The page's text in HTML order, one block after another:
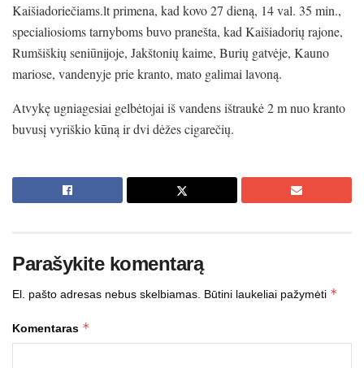
Kaišiadoriečiams.lt primena, kad kovo 27 dieną, 14 val. 35 min.,
specialiosioms tarnyboms buvo pranešta, kad Kaišiadorių rajone,
Rumšiškių seniūnijoje, Jakštonių kaime, Burių gatvėje, Kauno
mariose, vandenyje prie kranto, mato galimai lavoną.
Atvykę ugniagesiai gelbėtojai iš vandens ištraukė 2 m nuo kranto
buvusį vyriškio kūną ir dvi dėžes cigarečių.
Parašykite komentarą
El. pašto adresas nebus skelbiamas. Būtini laukeliai pažymėti *
Komentaras *